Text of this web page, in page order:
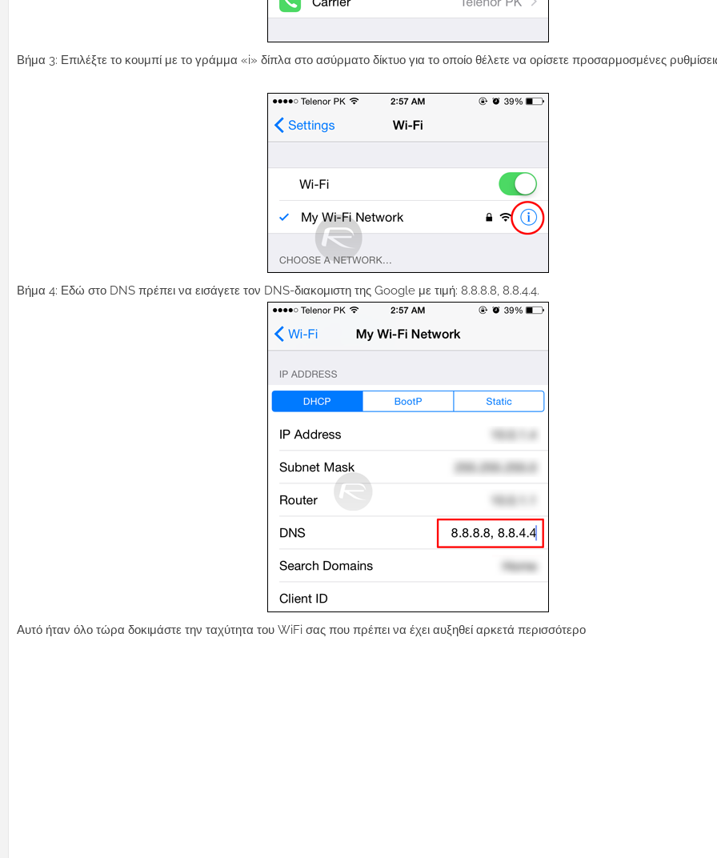
Βήμα 3: Επιλέξτε το κουμπί με το γράμμα «i» δίπλα στο ασύρματο δίκτυο για το οποίο θέλετε να ορίσετε προσαρμοσμένες
Βήμα 4: Εδώ στο DNS πρέπει να εισάγετε τον DNS-διακομιστη της Google με τιμή: 8.8.8.8, 8.8.4.4.
Αυτό ήταν όλο τώρα δοκιμάστε την ταχύτητα του WiFi σας που πρέπει να έχει αυξηθεί αρκετά περισσότερο